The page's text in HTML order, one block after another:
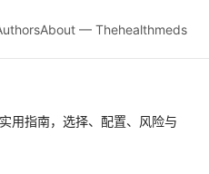
About — Thehealthmeds
用指南，选择、配置、风险与